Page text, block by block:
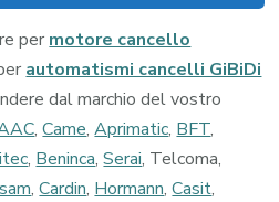
per motore cancello
automatismi cancelli GiBiDi
dal marchio del vostro
,Came,Aprimatic, BFT,
, Beninca,Serai, Telcoma,
,Cardin, Hormann,Casit,